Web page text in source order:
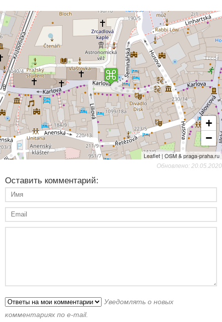
+
−
Leaflet | OSM & praga-praha.ru
Обновлено: 20.05.2020
Оставить комментарий:
Уведомлять о новых
комментариях по e-mail.